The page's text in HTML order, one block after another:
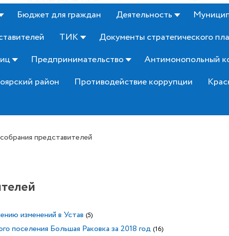
Бюджет для граждан Деятельность
ТИК
Документы стратегического
Предпринимательство Антимонопольный
район Противодействие коррупции
представителей
изменений в Устав (5)
поселения Большая Раковка за 2018 год (16)